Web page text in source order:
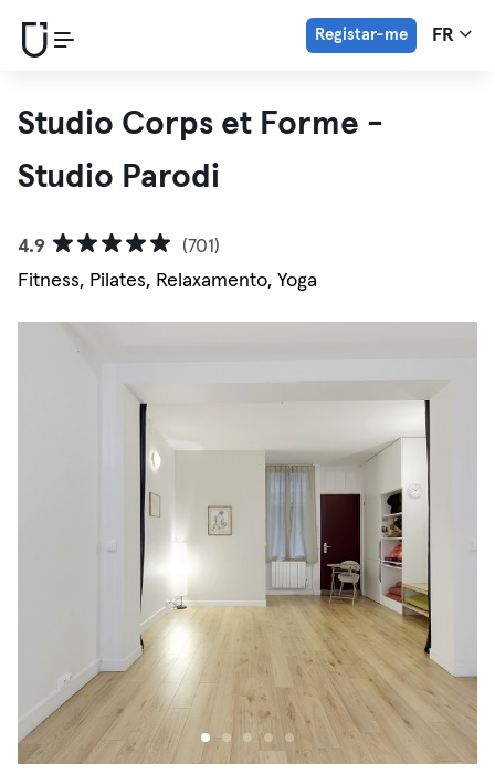
Registar-me FR
Studio Corps et Forme -
Studio Parodi
4.9
(701)
Fitness, Pilates, Relaxamento, Yoga